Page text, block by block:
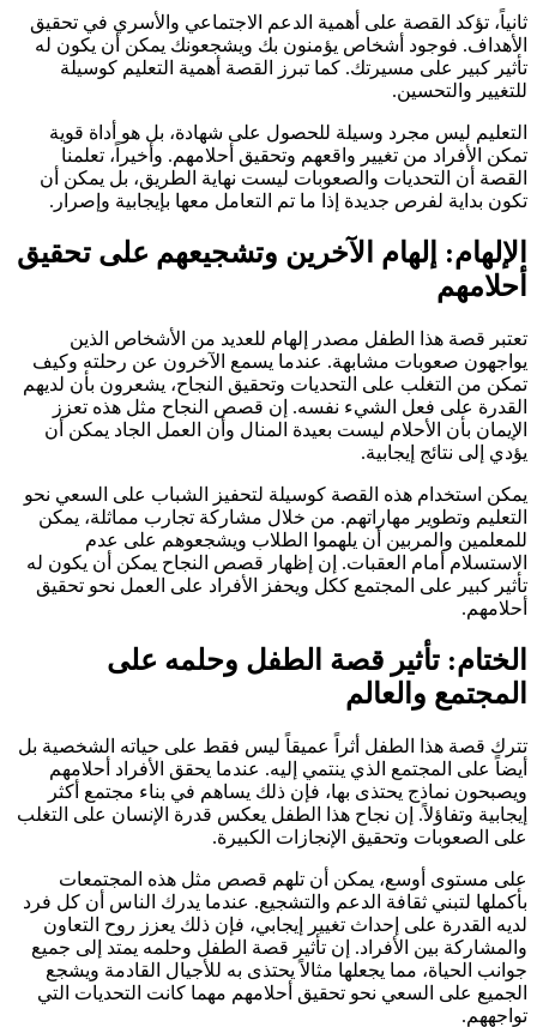
ثانياً، تؤكد القصة على أهمية الدعم الاجتماعي والأسري في تحقيق
الأهداف. فوجود أشخاص يؤمنون بك ويشجعونك يمكن أن يكون له
تأثير كبير على مسيرتك. كما تبرز القصة أهمية التعليم كوسيلة
للتغيير والتحسين.
التعليم ليس مجرد وسيلة للحصول على شهادة، بل هو أداة قوية
تمكن الأفراد من تغيير واقعهم وتحقيق أحلامهم. وأخيراً، تعلمنا
القصة أن التحديات والصعوبات ليست نهاية الطريق، بل يمكن أن
تكون بداية لفرص جديدة إذا ما تم التعامل معها بإيجابية وإصرار.
الإلهام: إلهام الآخرين وتشجيعهم على تحقيق
أحلامهم
تعتبر قصة هذا الطفل مصدر إلهام للعديد من الأشخاص الذين
يواجهون صعوبات مشابهة. عندما يسمع الآخرون عن رحلته وكيف
تمكن من التغلب على التحديات وتحقيق النجاح، يشعرون بأن لديهم
القدرة على فعل الشيء نفسه. إن قصص النجاح مثل هذه تعزز
الإيمان بأن الأحلام ليست بعيدة المنال وأن العمل الجاد يمكن أن
يؤدي إلى نتائج إيجابية.
يمكن استخدام هذه القصة كوسيلة لتحفيز الشباب على السعي نحو
التعليم وتطوير مهاراتهم. من خلال مشاركة تجارب مماثلة، يمكن
للمعلمين والمربين أن يلهموا الطلاب ويشجعوهم على عدم
الاستسلام أمام العقبات. إن إظهار قصص النجاح يمكن أن يكون له
تأثير كبير على المجتمع ككل ويحفز الأفراد على العمل نحو تحقيق
أحلامهم.
الختام: تأثير قصة الطفل وحلمه على
المجتمع والعالم
تترك قصة هذا الطفل أثراً عميقاً ليس فقط على حياته الشخصية بل
أيضاً على المجتمع الذي ينتمي إليه. عندما يحقق الأفراد أحلامهم
ويصبحون نماذج يحتذى بها، فإن ذلك يساهم في بناء مجتمع أكثر
إيجابية وتفاؤلاً. إن نجاح هذا الطفل يعكس قدرة الإنسان على التغلب
على الصعوبات وتحقيق الإنجازات الكبيرة.
على مستوى أوسع، يمكن أن تلهم قصص مثل هذه المجتمعات
بأكملها لتبني ثقافة الدعم والتشجيع. عندما يدرك الناس أن كل فرد
لديه القدرة على إحداث تغيير إيجابي، فإن ذلك يعزز روح التعاون
والمشاركة بين الأفراد. إن تأثير قصة الطفل وحلمه يمتد إلى جميع
جوانب الحياة، مما يجعلها مثالاً يحتذى به للأجيال القادمة ويشجع
الجميع على السعي نحو تحقيق أحلامهم مهما كانت التحديات التي
تواجههم.